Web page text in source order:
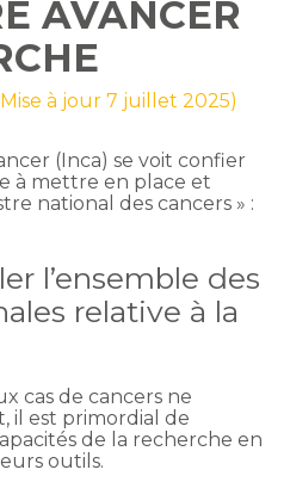
AVANCER
à jour 7 juillet 2025)
(Inca) se voit confier
à mettre en place et
national des cancers » :
l’ensemble des
relative à la
cas de cancers ne
il est primordial de
de la recherche en
outils.